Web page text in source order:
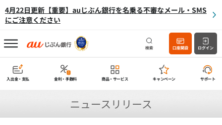
4月22日更新【重要】auじぶん銀行を名乗る不審なメール・SMS
にご注意ください
検索 口座開設 ログイン
入出金・支払 金利・手数料 商品・サービス キャンペーン サポート
ニュースリリース